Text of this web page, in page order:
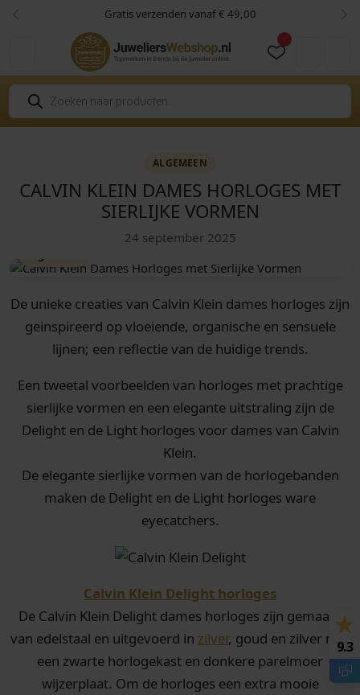
Skip to content
Skip to footer Gratis verzenden vanaf € 49,00
Vorige
P
o
d
ALGEMEEN
CALVIN KLEIN DAMES HORLOGES MET
SIERLIJKE VORMEN
24 september 2025
De unieke creaties van Calvin Klein dames horloges zijn
geinspireerd op vloeiende, organische en sensuele
lijnen; een reflectie van de huidige trends.
Een tweetal voorbeelden van horloges met prachtige
sierlijke vormen en een elegante uitstraling zijn de
Delight en de Light horloges voor dames van Calvin
Klein.
De elegante sierlijke vormen van de horlogebanden
maken de Delight en de Light horloges ware
eyecatchers.
Calvin Klein Delight horloges
De Calvin Klein Delight dames horloges zijn gemaakt
van edelstaal en uitgevoerd in zilver, goud en zilver met
een zwarte horlogekast en donkere parelmoer
wijzerplaat. Om de horloges een extra mooie
9.3